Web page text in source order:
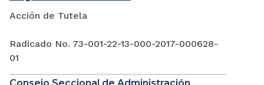
Acción de Tutela
Radicado No. 73-001-22-13-000-2017-000628-
01